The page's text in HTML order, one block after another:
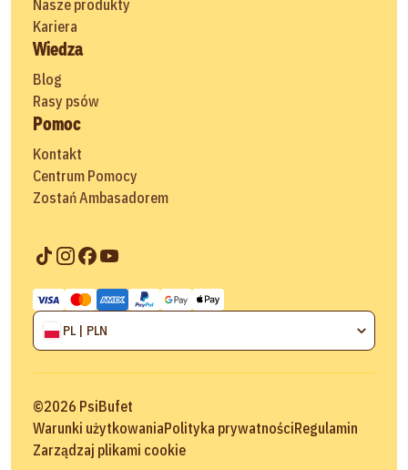
Nasze produkty
Kariera
Wiedza
Blog
Rasy psów
Pomoc
Kontakt
Centrum Pomocy
Zostań Ambasadorem
PL | PLN
©2026 PsiBufet
Warunki użytkowaniaPolityka prywatnościRegulamin
Zarządzaj plikami cookie